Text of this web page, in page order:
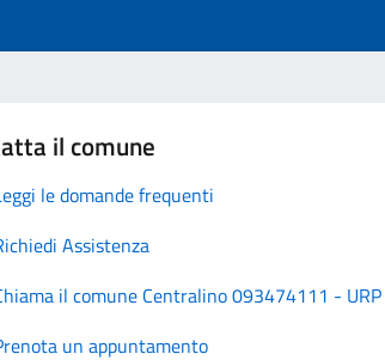
il comune
le domande frequenti
Assistenza
il comune Centralino 093474111 -
un appuntamento